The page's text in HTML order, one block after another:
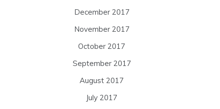
December 2017
November 2017
October 2017
September 2017
August 2017
July 2017